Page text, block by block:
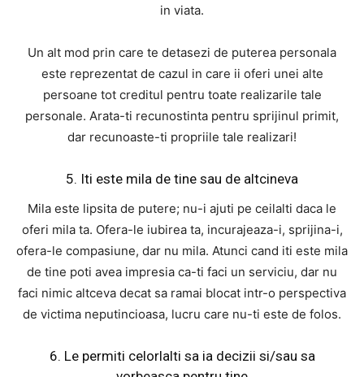
in viata.
Un alt mod prin care te detasezi de puterea personala
este reprezentat de cazul in care ii oferi unei alte
persoane tot creditul pentru toate realizarile tale
personale. Arata-ti recunostinta pentru sprijinul primit,
dar recunoaste-ti propriile tale realizari!
5. Iti este mila de tine sau de altcineva
Mila este lipsita de putere; nu-i ajuti pe ceilalti daca le
oferi mila ta. Ofera-le iubirea ta, incurajeaza-i, sprijina-i,
ofera-le compasiune, dar nu mila. Atunci cand iti este mila
de tine poti avea impresia ca-ti faci un serviciu, dar nu
faci nimic altceva decat sa ramai blocat intr-o perspectiva
de victima neputincioasa, lucru care nu-ti este de folos.
6. Le permiti celorlalti sa ia decizii si/sau sa